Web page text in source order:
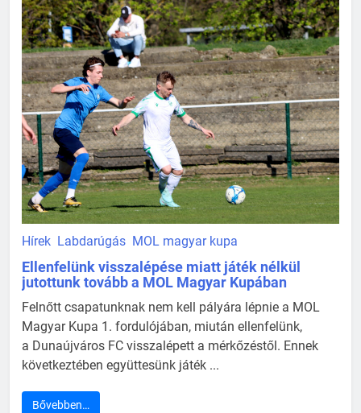
Hírek Labdarúgás MOL magyar kupa
Ellenfelünk visszalépése miatt játék nélkül
jutottunk tovább a MOL Magyar Kupában
Felnőtt csapatunknak nem kell pályára lépnie a MOL
Magyar Kupa 1. fordulójában, miután ellenfelünk,
a Dunaújváros FC visszalépett a mérkőzéstől. Ennek
következtében együttesünk játék ...
Bővebben…